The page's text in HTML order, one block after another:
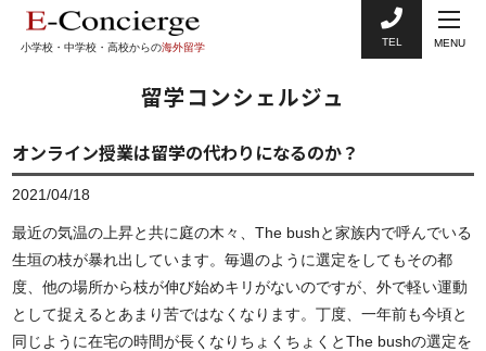
小学校・中学校・高校からの海外留学 TEL MENU
留学コンシェルジュ
オンライン授業は留学の代わりになるのか？
2021/04/18
最近の気温の上昇と共に庭の木々、The bushと家族内で呼んでいる
生垣の枝が暴れ出しています。毎週のように選定をしてもその都
度、他の場所から枝が伸び始めキリがないのですが、外で軽い運動
として捉えるとあまり苦ではなくなります。丁度、一年前も今頃と
同じように在宅の時間が長くなりちょくちょくとThe bushの選定を